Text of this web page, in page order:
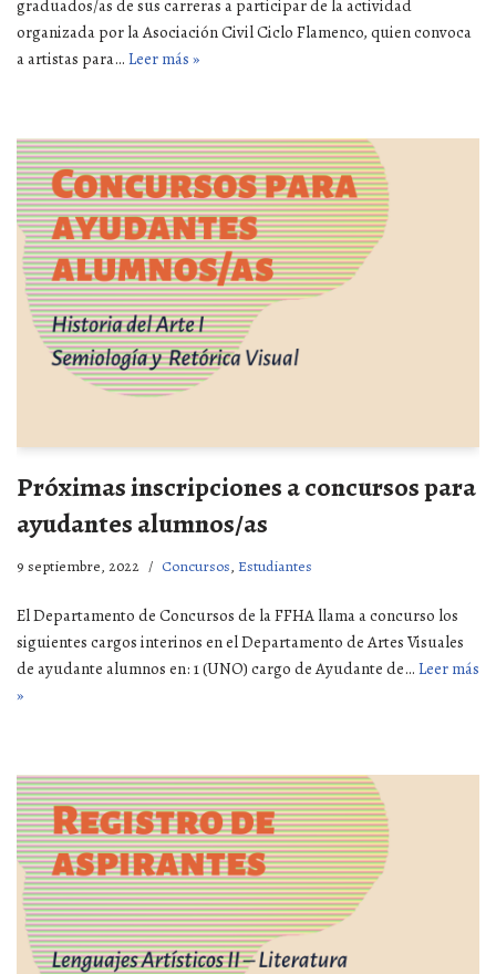
graduados/as de sus carreras a participar de la actividad
organizada por la Asociación Civil Ciclo Flamenco, quien convoca
a artistas para… Leer más »
Próximas inscripciones a concursos para
ayudantes alumnos/as
9 septiembre, 2022 Concursos, Estudiantes
El Departamento de Concursos de la FFHA llama a concurso los
siguientes cargos interinos en el Departamento de Artes Visuales
de ayudante alumnos en: 1 (UNO) cargo de Ayudante de… Leer más
»